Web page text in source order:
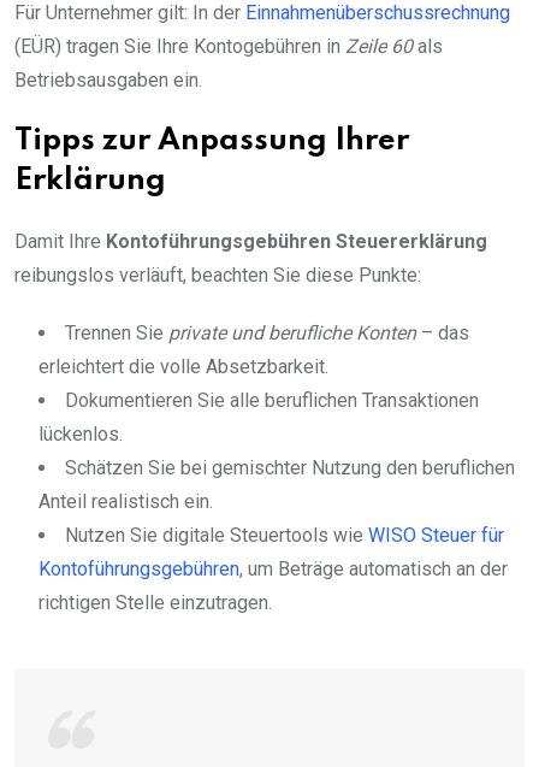
Für Unternehmer gilt: In der Einnahmenüberschussrechnung
(EÜR) tragen Sie Ihre Kontogebühren in Zeile 60als
Betriebsausgaben ein.
Tipps zur Anpassung Ihrer
Erklärung
Damit Ihre Kontoführungsgebühren Steuererklärung
reibungslos verläuft, beachten Sie diese Punkte:
Trennen Sie private und berufliche Konten– das
erleichtert die volle Absetzbarkeit.
Dokumentieren Sie alle beruflichen Transaktionen
lückenlos.
Schätzen Sie bei gemischter Nutzung den beruflichen
Anteil realistisch ein.
Nutzen Sie digitale Steuertools wie WISO Steuer für
Kontoführungsgebühren, um Beträge automatisch an der
richtigen Stelle einzutragen.